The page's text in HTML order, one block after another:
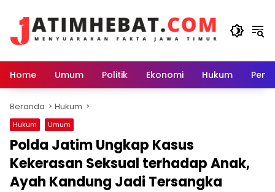
Home Umum Politik Ekonomi Hukum
Beranda Hukum
Hukum Umum
Polda Jatim Ungkap Kasus
Kekerasan Seksual terhadap Anak,
Ayah Kandung Jadi Tersangka